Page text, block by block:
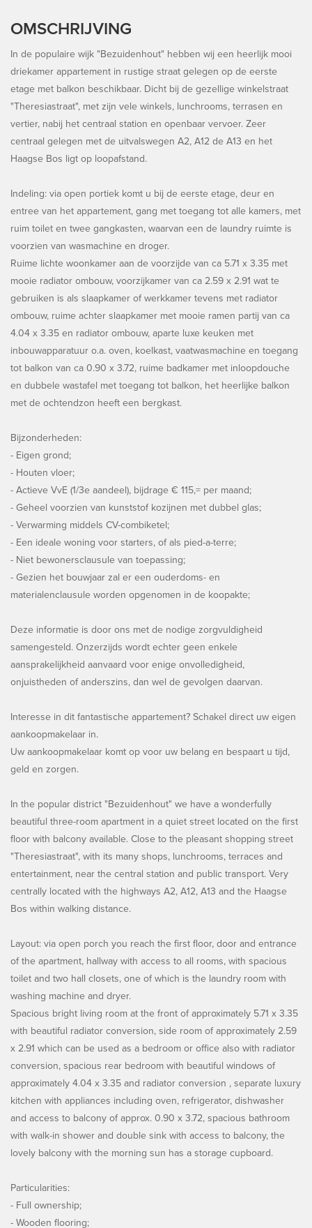
OMSCHRIJVING
In de populaire wijk "Bezuidenhout" hebben wij een heerlijk mooi
driekamer appartement in rustige straat gelegen op de eerste
etage met balkon beschikbaar. Dicht bij de gezellige winkelstraat
"Theresiastraat", met zijn vele winkels, lunchrooms, terrasen en
vertier, nabij het centraal station en openbaar vervoer. Zeer
centraal gelegen met de uitvalswegen A2, A12 de A13 en het
Haagse Bos ligt op loopafstand.
Indeling: via open portiek komt u bij de eerste etage, deur en
entree van het appartement, gang met toegang tot alle kamers, met
ruim toilet en twee gangkasten, waarvan een de laundry ruimte is
voorzien van wasmachine en droger.
Ruime lichte woonkamer aan de voorzijde van ca 5.71 x 3.35 met
mooie radiator ombouw, voorzijkamer van ca 2.59 x 2.91 wat te
gebruiken is als slaapkamer of werkkamer tevens met radiator
ombouw, ruime achter slaapkamer met mooie ramen partij van ca
4.04 x 3.35 en radiator ombouw, aparte luxe keuken met
inbouwapparatuur o.a. oven, koelkast, vaatwasmachine en toegang
tot balkon van ca 0.90 x 3.72, ruime badkamer met inloopdouche
en dubbele wastafel met toegang tot balkon, het heerlijke balkon
met de ochtendzon heeft een bergkast.
Bijzonderheden:
- Eigen grond;
- Houten vloer;
- Actieve VvE (1/3e aandeel), bijdrage € 115,= per maand;
- Geheel voorzien van kunststof kozijnen met dubbel glas;
- Verwarming middels CV-combiketel;
- Een ideale woning voor starters, of als pied-a-terre;
- Niet bewonersclausule van toepassing;
- Gezien het bouwjaar zal er een ouderdoms- en
materialenclausule worden opgenomen in de koopakte;
Deze informatie is door ons met de nodige zorgvuldigheid
samengesteld. Onzerzijds wordt echter geen enkele
aansprakelijkheid aanvaard voor enige onvolledigheid,
onjuistheden of anderszins, dan wel de gevolgen daarvan.
Interesse in dit fantastische appartement? Schakel direct uw eigen
aankoopmakelaar in.
Uw aankoopmakelaar komt op voor uw belang en bespaart u tijd,
geld en zorgen.
In the popular district "Bezuidenhout" we have a wonderfully
beautiful three-room apartment in a quiet street located on the first
floor with balcony available. Close to the pleasant shopping street
"Theresiastraat", with its many shops, lunchrooms, terraces and
entertainment, near the central station and public transport. Very
centrally located with the highways A2, A12, A13 and the Haagse
Bos within walking distance.
Layout: via open porch you reach the first floor, door and entrance
of the apartment, hallway with access to all rooms, with spacious
toilet and two hall closets, one of which is the laundry room with
washing machine and dryer.
Spacious bright living room at the front of approximately 5.71 x 3.35
with beautiful radiator conversion, side room of approximately 2.59
x 2.91 which can be used as a bedroom or office also with radiator
conversion, spacious rear bedroom with beautiful windows of
approximately 4.04 x 3.35 and radiator conversion , separate luxury
kitchen with appliances including oven, refrigerator, dishwasher
and access to balcony of approx. 0.90 x 3.72, spacious bathroom
with walk-in shower and double sink with access to balcony, the
lovely balcony with the morning sun has a storage cupboard.
Particularities:
- Full ownership;
- Wooden flooring;